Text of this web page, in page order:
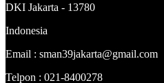
DKI Jakarta - 13780
Indonesia
Email : sman39jakarta@gmail.com
Telpon : 021-8400278